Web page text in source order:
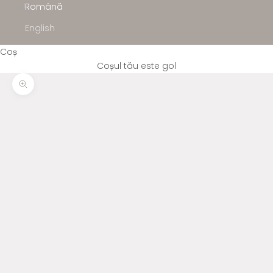
Română
English
Coș
Coșul tău este gol
Mărește